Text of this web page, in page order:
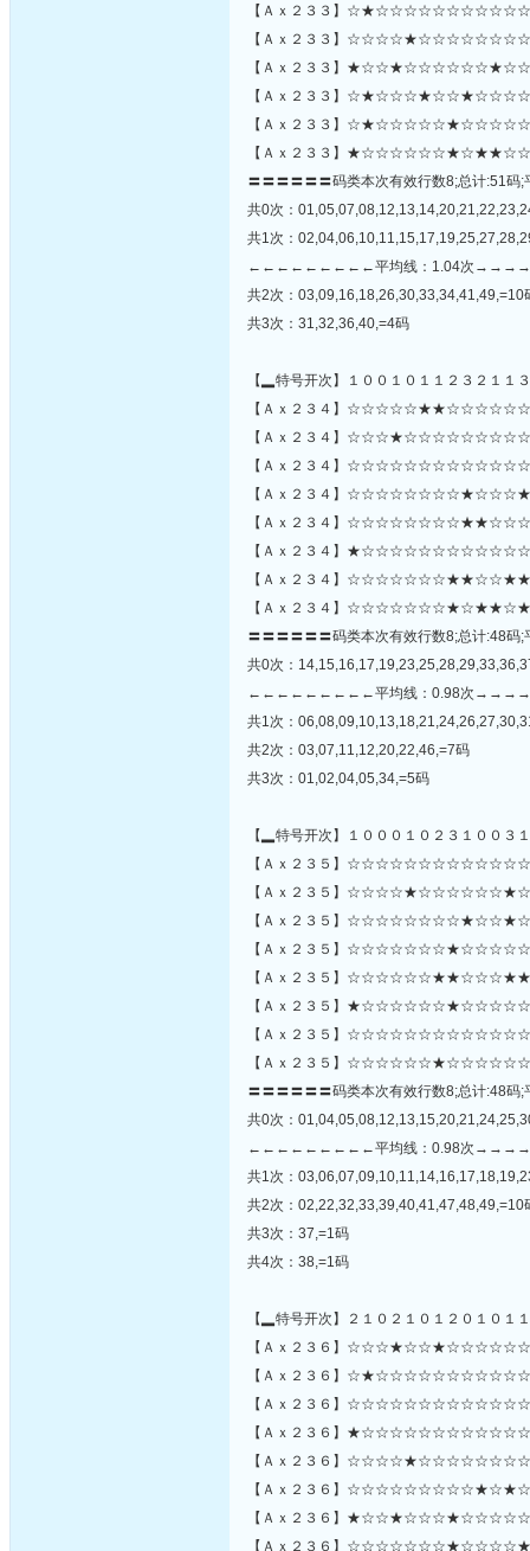
【Ａｘ２３３】
【Ａｘ２３３】
【Ａｘ２３３】
【Ａｘ２３３】
【Ａｘ２３３】
【Ａｘ２３３】
〓〓〓〓〓〓码类本次有效行数8;总计:51码
共0次：
共1次：
←←←←←←←←←平均线：1.04次
共2次：03,09,16,18,26,30,33,34,41,49,=10
共3次：31,32,36,40,=4码
【▂特号开次】１００１０１１２３２１１
【Ａｘ２３４】
【Ａｘ２３４】
【Ａｘ２３４】
【Ａｘ２３４】
【Ａｘ２３４】
【Ａｘ２３４】
【Ａｘ２３４】
【Ａｘ２３４】
〓〓〓〓〓〓码类本次有效行数8;总计:48码
共0次：
←←←←←←←←←平均线：0.98次
共1次：
共2次：03,07,11,12,20,22,46,=7码
共3次：01,02,04,05,34,=5码
【▂特号开次】１０００１０２３１００３
【Ａｘ２３５】
【Ａｘ２３５】
【Ａｘ２３５】
【Ａｘ２３５】
【Ａｘ２３５】
【Ａｘ２３５】
【Ａｘ２３５】
【Ａｘ２３５】
〓〓〓〓〓〓码类本次有效行数8;总计:48码
共0次：
←←←←←←←←←平均线：0.98次
共1次：
共2次：02,22,32,33,39,40,41,47,48,49,=10
共3次：37,=1码
共4次：38,=1码
【▂特号开次】２１０２１０１２０１０１
【Ａｘ２３６】
【Ａｘ２３６】
【Ａｘ２３６】
【Ａｘ２３６】
【Ａｘ２３６】
【Ａｘ２３６】
【Ａｘ２３６】
【Ａｘ２３６】